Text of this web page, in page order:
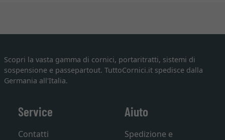
Scopri la vasta gamma di cornici, portaritratti, sistemi di
sospensione e passepartout. TuttoCornici.it spedisce dalla
Germania all'Italia.
Service
Contatti
Aiuto
Spedizione e